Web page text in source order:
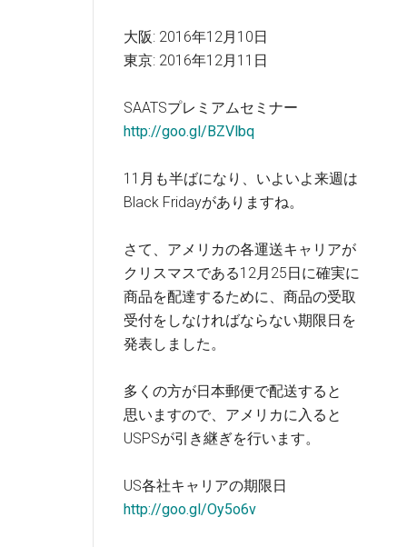
大阪: 2016年12月10日
東京: 2016年12月11日
SAATSプレミアムセミナー
http://goo.gl/BZVlbq
11月も半ばになり、いよいよ来週は
Black Fridayがありますね。
さて、アメリカの各運送キャリアが
クリスマスである12月25日に確実に
商品を配達するために、商品の受取
受付をしなければならない期限日を
発表しました。
多くの方が日本郵便で配送すると
思いますので、アメリカに入ると
USPSが引き継ぎを行います。
US各社キャリアの期限日
http://goo.gl/Oy5o6v